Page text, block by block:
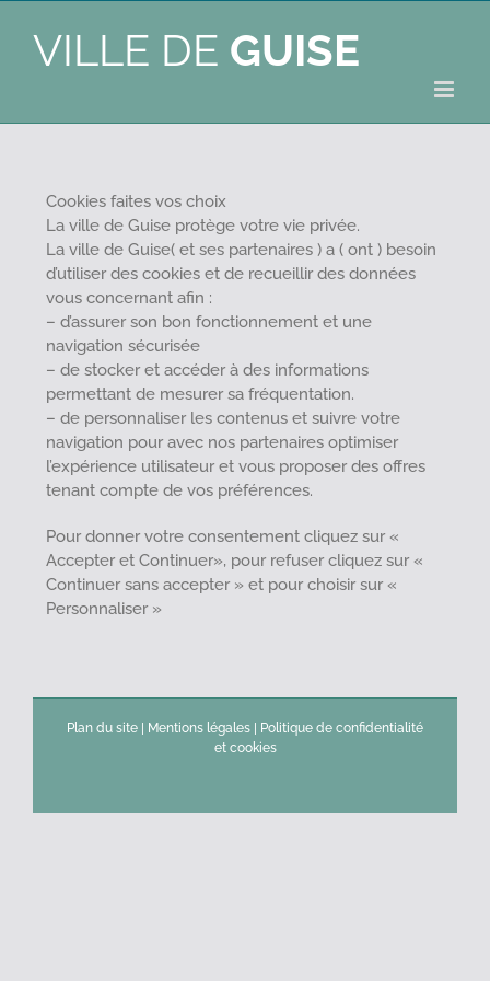
VILLE DE GUISE
Cookies faites vos choix
La ville de Guise protège votre vie privée.
La ville de Guise( et ses partenaires ) a ( ont ) besoin
d’utiliser des cookies et de recueillir des données
vous concernant afin :
– d’assurer son bon fonctionnement et une
navigation sécurisée
– de stocker et accéder à des informations
permettant de mesurer sa fréquentation.
– de personnaliser les contenus et suivre votre
navigation pour avec nos partenaires optimiser
l’expérience utilisateur et vous proposer des offres
tenant compte de vos préférences.
Pour donner votre consentement cliquez sur «
Accepter et Continuer», pour refuser cliquez sur «
Continuer sans accepter » et pour choisir sur «
Personnaliser »
Plan du site Mentions légales
Politique de confidentialité
et cookies